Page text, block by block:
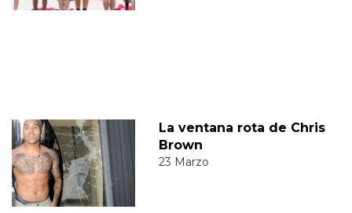
La ventana rota de Chris
Brown
23 Marzo